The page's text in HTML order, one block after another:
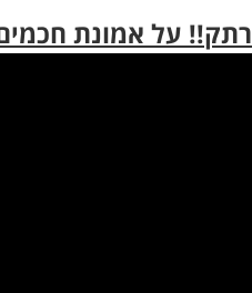
על אמונת